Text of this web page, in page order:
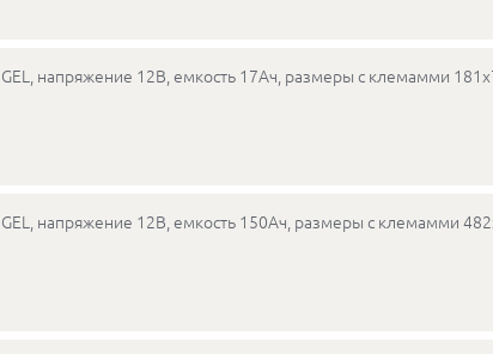
напряжение 12В, емкость 17Ач, размеры с клемамми
напряжение 12В, емкость 150Ач, размеры с клемамми